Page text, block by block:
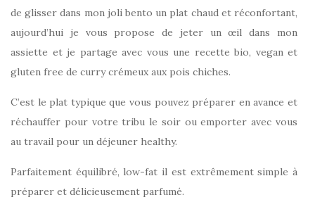
de glisser dans mon joli bento un plat chaud et réconfortant,
aujourd’hui je vous propose de jeter un œil dans mon
assiette et je partage avec vous une recette bio, vegan et
gluten free de curry crémeux aux pois chiches.
C’est le plat typique que vous pouvez préparer en avance et
réchauffer pour votre tribu le soir ou emporter avec vous
au travail pour un déjeuner healthy.
Parfaitement équilibré, low-fat il est extrêmement simple à
préparer et délicieusement parfumé.